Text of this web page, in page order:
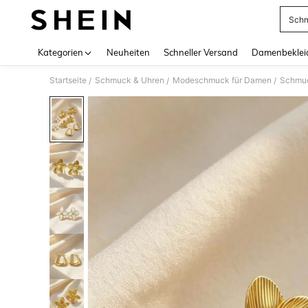
Kategorien Neuheiten Schneller Versand
Startseite / Schmuck & Uhren / Modeschmuck für Damen /